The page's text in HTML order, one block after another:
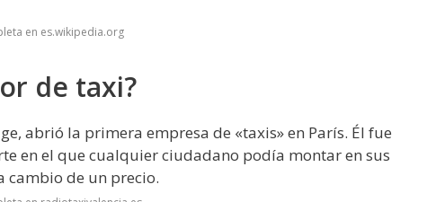
en es.wikipedia.org
de taxi?
abrió la primera empresa de «taxis» en París. Él fue
en el que cualquier ciudadano podía montar en sus
cambio de un precio.